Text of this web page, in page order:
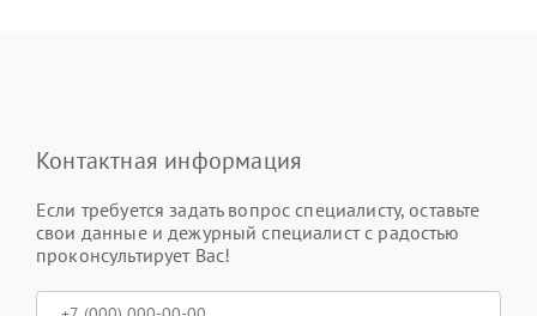
Контактная информация
Если требуется задать вопрос специалисту, оставьте
свои данные и дежурный специалист с радостью
проконсультирует Вас!